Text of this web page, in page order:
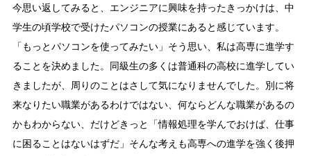
今思い返してみると、エンジニアに興味を持ったきっかけは、中
学生の頃学校で受けたパソコンの授業にあると感じています。
「もっとパソコンを使ってみたい」そう思い、私は高専に進学す
ることを決めました。同級生の多くは普通科の高校に進学してい
きましたが、周りのことはさして気になりませんでした。別に将
来なりたい職業があるわけではない、何ならどんな職業があるの
かもわからない、だけどきっと「情報処理を学んでおけば、仕事
に困ることはないはずだ」そんな考えも高専への進学を強く後押